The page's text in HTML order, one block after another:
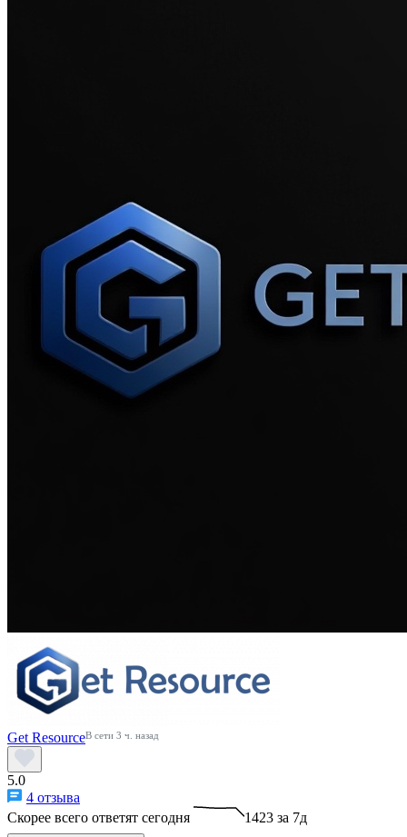
Get ResourceВ сети 3 ч. назад
5.0
4 отзыва
Скорее всего ответят сегодня
1423 за 7д